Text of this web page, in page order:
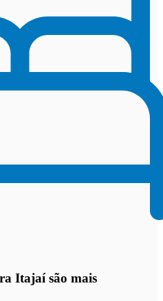
Itajaí são mais